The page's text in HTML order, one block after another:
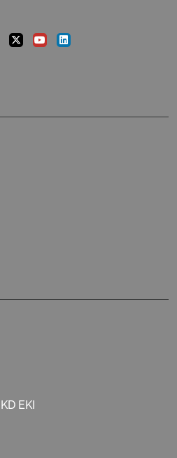
TwitterYoutubeLinkedin
EKI